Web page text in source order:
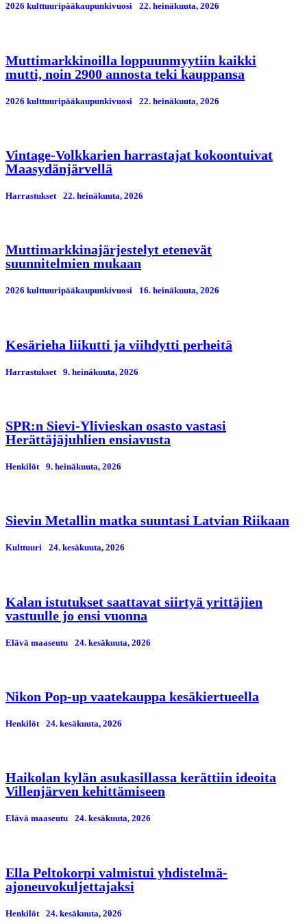
2026 kulttuuripääkaupunkivuosi 22. heinäkuuta, 2026
Muttimarkkinoilla loppuunmyytiin kaikki
mutti, noin 2900 annosta teki kauppansa
2026 kulttuuripääkaupunkivuosi 22. heinäkuuta, 2026
Vintage-Volkkarien harrastajat kokoontuivat
Maasydänjärvellä
Harrastukset 22. heinäkuuta, 2026
Muttimarkkinajärjestelyt etenevät
suunnitelmien mukaan
2026 kulttuuripääkaupunkivuosi 16. heinäkuuta, 2026
Kesärieha liikutti ja viihdytti perheitä
Harrastukset 9. heinäkuuta, 2026
SPR:n Sievi-Ylivieskan osasto vastasi
Herättäjäjuhlien ensiavusta
Henkilöt 9. heinäkuuta, 2026
Sievin Metallin matka suuntasi Latvian Riikaan
Kulttuuri 24. kesäkuuta, 2026
Kalan istutukset saattavat siirtyä yrittäjien
vastuulle jo ensi vuonna
Elävä maaseutu 24. kesäkuuta, 2026
Nikon Pop-up vaatekauppa kesäkiertueella
Henkilöt 24. kesäkuuta, 2026
Haikolan kylän asukasillassa kerättiin ideoita
Villenjärven kehittämiseen
Elävä maaseutu 24. kesäkuuta, 2026
Ella Peltokorpi valmistui yhdistelmä-
ajoneuvokuljettajaksi
Henkilöt 24. kesäkuuta, 2026